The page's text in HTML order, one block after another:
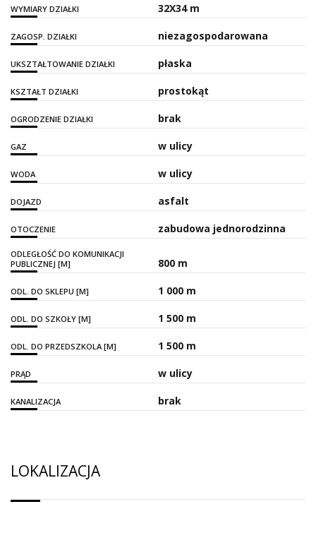
WYMIARY DZIAŁKI 32X34 m
ZAGOSP. DZIAŁKI niezagospodarowana
UKSZTAŁTOWANIE DZIAŁKI płaska
KSZTAŁT DZIAŁKI prostokąt
OGRODZENIE DZIAŁKI brak
GAZ w ulicy
WODA w ulicy
DOJAZD asfalt
OTOCZENIE zabudowa jednorodzinna
ODLEGŁOŚĆ DO KOMUNIKACJI
PUBLICZNEJ [M]
800 m
ODL. DO SKLEPU [M] 1 000 m
ODL. DO SZKOŁY [M] 1 500 m
ODL. DO PRZEDSZKOLA [M] 1 500 m
PRĄD w ulicy
KANALIZACJA brak
LOKALIZACJA